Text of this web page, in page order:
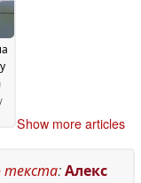
Show more articles
текста:Алекс